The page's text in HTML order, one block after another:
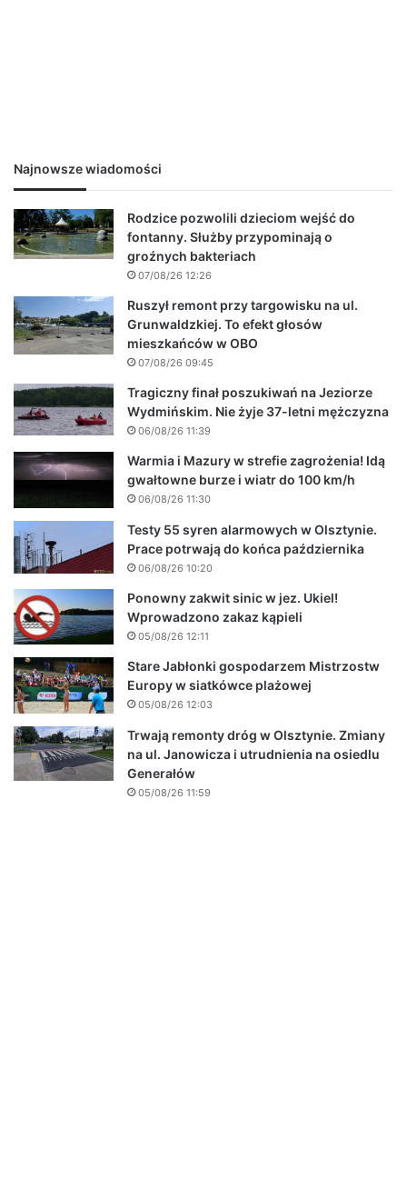
Najnowsze wiadomości
Rodzice pozwolili dzieciom wejść do
fontanny. Służby przypominają o
groźnych bakteriach
07/08/26 12:26
Ruszył remont przy targowisku na ul.
Grunwaldzkiej. To efekt głosów
mieszkańców w OBO
07/08/26 09:45
Tragiczny finał poszukiwań na Jeziorze
Wydmińskim. Nie żyje 37-letni mężczyzna
06/08/26 11:39
Warmia i Mazury w strefie zagrożenia! Idą
gwałtowne burze i wiatr do 100 km/h
06/08/26 11:30
Testy 55 syren alarmowych w Olsztynie.
Prace potrwają do końca października
06/08/26 10:20
Ponowny zakwit sinic w jez. Ukiel!
Wprowadzono zakaz kąpieli
05/08/26 12:11
Stare Jabłonki gospodarzem Mistrzostw
Europy w siatkówce plażowej
05/08/26 12:03
Trwają remonty dróg w Olsztynie. Zmiany
na ul. Janowicza i utrudnienia na osiedlu
Generałów
05/08/26 11:59